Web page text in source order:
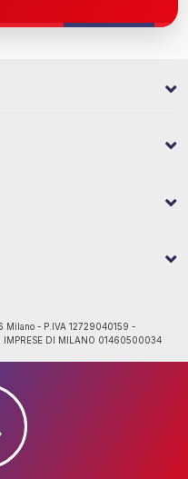
Milano - P.IVA 12729040159 -
IMPRESE DI MILANO 01460500034